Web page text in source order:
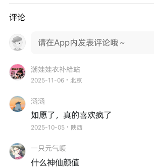
评论
请在App内发表评论哦～
潮娃娃衣补給站
2025-11-06・北京
涵涵
如愿了，真的喜欢疯了
2025-10-05・陕西
一只元气暖
什么神仙颜值